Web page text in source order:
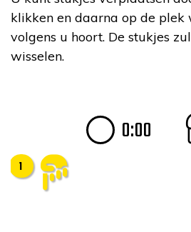
klikken en daarna op de
volgens u hoort. De stukjes
wisselen.